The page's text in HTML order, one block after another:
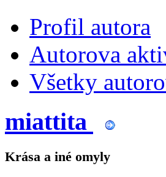
Profil autora
Autorova
Všetky
miattita
Krása a iné omyly